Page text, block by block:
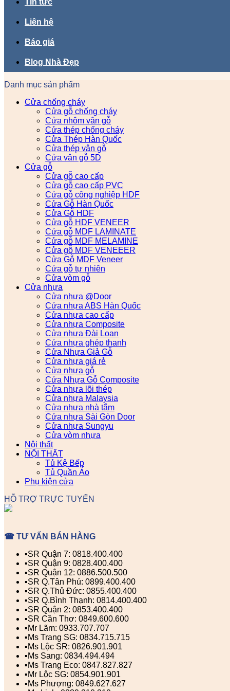
Tin tức
Liên hệ
Báo giá
Blog Nhà Đẹp
Danh mục sản phẩm
Cửa chống cháy
Cửa gỗ chống cháy
Cửa nhôm vân gỗ
Cửa thép chống cháy
Cửa Thép Hàn Quốc
Cửa thép vân gỗ
Cửa vân gỗ 5D
Cửa gỗ
Cửa gỗ cao cấp
Cửa gỗ cao cấp PVC
Cửa gỗ công nghiệp HDF
Cửa Gỗ Hàn Quốc
Cửa Gỗ HDF
Cửa gỗ HDF VENEER
Cửa gỗ MDF LAMINATE
Cửa gỗ MDF MELAMINE
Cửa gỗ MDF VENEEER
Cửa Gỗ MDF Veneer
Cửa gỗ tự nhiên
Cửa vòm gỗ
Cửa nhựa
Cửa nhựa @Door
Cửa nhựa ABS Hàn Quốc
Cửa nhựa cao cấp
Cửa nhựa Composite
Cửa nhựa Đài Loan
Cửa nhựa ghép thanh
Cửa Nhựa Giả Gỗ
Cửa nhựa giá rẻ
Cửa nhựa gỗ
Cửa Nhựa Gỗ Composite
Cửa nhựa lõi thép
Cửa nhựa Malaysia
Cửa nhựa nhà tắm
Cửa nhựa Sài Gòn Door
Cửa nhựa Sungyu
Cửa vòm nhựa
Nội thất
NỘI THẤT
Tủ Kệ Bếp
Tủ Quần Áo
Phụ kiện cửa
HỖ TRỢ TRỰC TUYẾN
☎ TƯ VẤN BÁN HÀNG
▪️SR Quận 7: 0818.400.400
▪️SR Quận 9: 0828.400.400
▪️SR Quận 12: 0886.500.500
▪️SR Q.Tân Phú: 0899.400.400
▪️SR Q.Thủ Đức: 0855.400.400
▪️SR Q.Bình Thạnh: 0814.400.400
▪️SR Quận 2: 0853.400.400
▪️SR Cần Thơ: 0849.600.600
▪️Mr Lãm: 0933.707.707
▪️Ms Trang SG: 0834.715.715
▪️Ms Lộc SR: 0826.901.901
▪️Ms Sang: 0834.494.494
▪️Ms Trang Eco: 0847.827.827
▪️Mr Lộc SG: 0854.901.901
▪️Ms Phượng: 0849.627.627